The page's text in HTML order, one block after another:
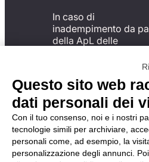
In caso di
inadempimento da
della ApL delle
del Codice di
possibile presentare un
reclamo
all’Organismo di
Monitoraggio
una delle modalità
descritte al seguente
indirizzo web
https://odm-
Questo sito web
dati personali dei
Con il tuo consenso, noi e i nostri
tecnologie simili per archiviare,
personali come, ad esempio, la
personalizzazione degli annunci.